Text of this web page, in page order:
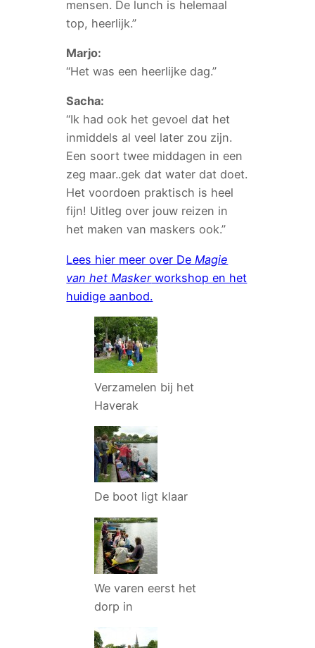
mensen. De lunch is helemaal
top, heerlijk.”
Marjo:
“Het was een heerlijke dag.”
Sacha:
“Ik had ook het gevoel dat het
inmiddels al veel later zou zijn.
Een soort twee middagen in een
zeg maar..gek dat water dat doet.
Het voordoen praktisch is heel
fijn! Uitleg over jouw reizen in
het maken van maskers ook.”
Lees hier meer over De Magie
van het Maskerworkshop en het
huidige aanbod.
Verzamelen bij het
Haverak
De boot ligt klaar
We varen eerst het
dorp in